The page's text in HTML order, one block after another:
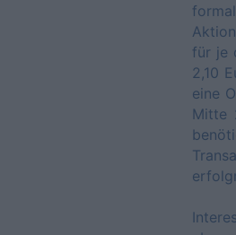
für je
2,10
eine
Mitte